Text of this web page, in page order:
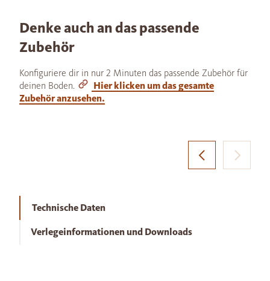
Denke auch an das passende
Zubehör
Konfiguriere dir in nur 2 Minuten das passende Zubehör für
deinen Boden.
Hier klicken um das gesamte
Zubehör anzusehen.
Technische Daten
Verlegeinformationen und Downloads